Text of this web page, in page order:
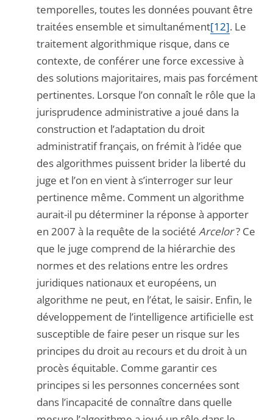
temporelles, toutes les données pouvant être
traitées ensemble et simultanément[12]. Le
traitement algorithmique risque, dans ce
contexte, de conférer une force excessive à
des solutions majoritaires, mais pas forcément
pertinentes. Lorsque l’on connaît le rôle que la
jurisprudence administrative a joué dans la
construction et l’adaptation du droit
administratif français, on frémit à l’idée que
des algorithmes puissent brider la liberté du
juge et l’on en vient à s’interroger sur leur
pertinence même. Comment un algorithme
aurait-il pu déterminer la réponse à apporter
en 2007 à la requête de la société Arcelor? Ce
que le juge comprend de la hiérarchie des
normes et des relations entre les ordres
juridiques nationaux et européens, un
algorithme ne peut, en l’état, le saisir. Enfin, le
développement de l’intelligence artificielle est
susceptible de faire peser un risque sur les
principes du droit au recours et du droit à un
procès équitable. Comme garantir ces
principes si les personnes concernées sont
dans l’incapacité de connaître dans quelle